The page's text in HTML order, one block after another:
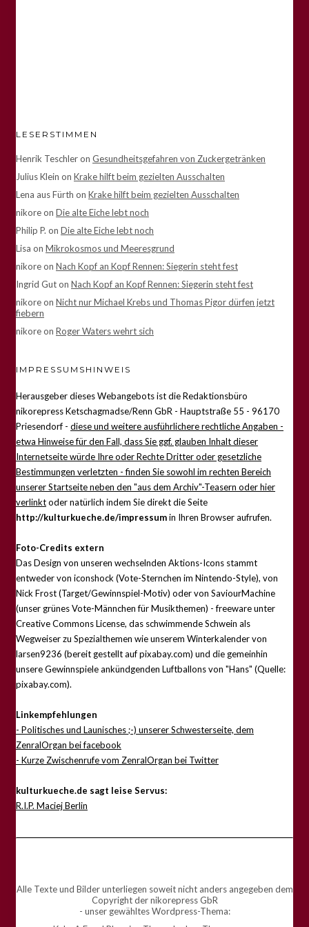
LESERSTIMMEN
Henrik Teschleron Gesundheitsgefahren von Zuckergetränken
Julius Klein on Krake hilft beim gezielten Ausschalten
Lena aus Fürth on Krake hilft beim gezielten Ausschalten
nikoreon Die alte Eiche lebt noch
Philip P. on Die alte Eiche lebt noch
Lisa on Mikrokosmos und Meeresgrund
nikoreon Nach Kopf an Kopf Rennen: Siegerin steht fest
Ingrid Guton Nach Kopf an Kopf Rennen: Siegerin steht fest
nikoreon Nicht nur Michael Krebs und Thomas Pigor dürfen jetzt
fiebern
nikoreon Roger Waters wehrt sich
IMPRESSUMSHINWEIS
Herausgeber dieses Webangebots ist die Redaktionsbüro
nikorepress Ketschagmadse/Renn GbR - Hauptstraße 55 - 96170
Priesendorf - diese und weitere ausführlichere rechtliche Angaben -
etwa Hinweise für den Fall, dass Sie ggf. glauben Inhalt dieser
Internetseite würde Ihre oder Rechte Dritter oder gesetzliche
Bestimmungen verletzten - finden Sie sowohl im rechten Bereich
unserer Startseite neben den "aus dem Archiv"-Teasern oder hier
verlinktoder natürlich indem Sie direkt die Seite
http://kulturkueche.de/impressumin Ihren Browser aufrufen.
Foto-Credits extern
Das Design von unseren wechselnden Aktions-Icons stammt
entweder von iconshock (Vote-Sternchen im Nintendo-Style), von
Nick Frost (Target/Gewinnspiel-Motiv) oder von SaviourMachine
(unser grünes Vote-Männchen für Musikthemen) - freeware unter
Creative Commons License, das schwimmende Schwein als
Wegweiser zu Spezialthemen wie unserem Winterkalender von
larsen9236 (bereit gestellt auf pixabay.com) und die gemeinhin
unsere Gewinnspiele ankündgenden Luftballons von "Hans" (Quelle:
pixabay.com).
Linkempfehlungen
- Politisches und Launisches ;-) unserer Schwesterseite, dem
ZenralOrgan bei facebook
- Kurze Zwischenrufe vom ZenralOrgan bei Twitter
kulturkueche.de sagt leise Servus:
R.I.P. Maciej Berlin
Alle Texte und Bilder unterliegen soweit nicht anders angegeben dem
Copyright der nikorepress GbR
- unser gewähltes Wordpress-Thema: